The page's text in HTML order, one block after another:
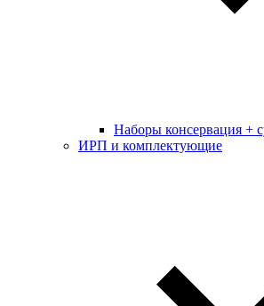
Наборы консервация +
ИРП и комплектующие